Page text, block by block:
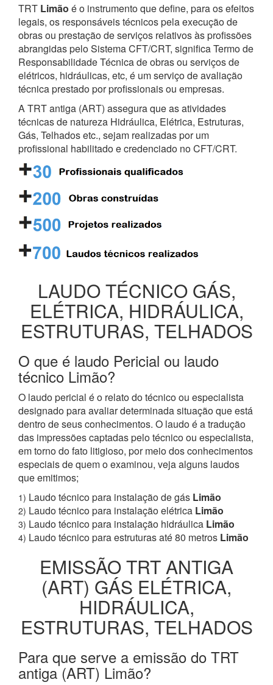
TRT Limão é o instrumento que define, para os efeitos
legais, os responsáveis técnicos pela execução de
obras ou prestação de serviços relativos às profissões
abrangidas pelo Sistema CFT/CRT, significa Termo de
Responsabilidade Técnica de obras ou serviços de
elétricos, hidráulicas, etc, é um serviço de avaliação
técnica prestado por profissionais ou empresas.
A TRT antiga (ART) assegura que as atividades
técnicas de natureza Hidráulica, Elétrica, Estruturas,
Gás, Telhados etc., sejam realizadas por um
profissional habilitado e credenciado no CFT/CRT.
LAUDO TÉCNICO GÁS,
ELÉTRICA, HIDRÁULICA,
ESTRUTURAS, TELHADOS
O que é laudo Pericial ou laudo
técnico Limão?
O laudo pericial é o relato do técnico ou especialista
designado para avaliar determinada situação que está
dentro de seus conhecimentos. O laudo é a tradução
das impressões captadas pelo técnico ou especialista,
em torno do fato litigioso, por meio dos conhecimentos
especiais de quem o examinou, veja alguns laudos
que emitimos;
1) Laudo técnico para instalação de gás Limão
2) Laudo técnico para instalação elétrica Limão
3) Laudo técnico para instalação hidráulica Limão
4) Laudo técnico para estruturas até 80 metros Limão
EMISSÃO TRT ANTIGA
(ART) GÁS ELÉTRICA,
HIDRÁULICA,
ESTRUTURAS, TELHADOS
Para que serve a emissão do TRT
antiga (ART) Limão?